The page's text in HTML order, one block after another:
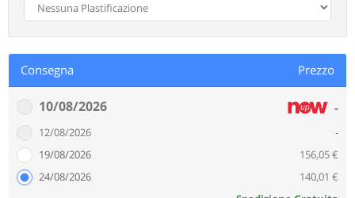
Consegna Prezzo
10/08/2026 -
12/08/2026
-
19/08/2026
156,05 €
24/08/2026
140,01 €